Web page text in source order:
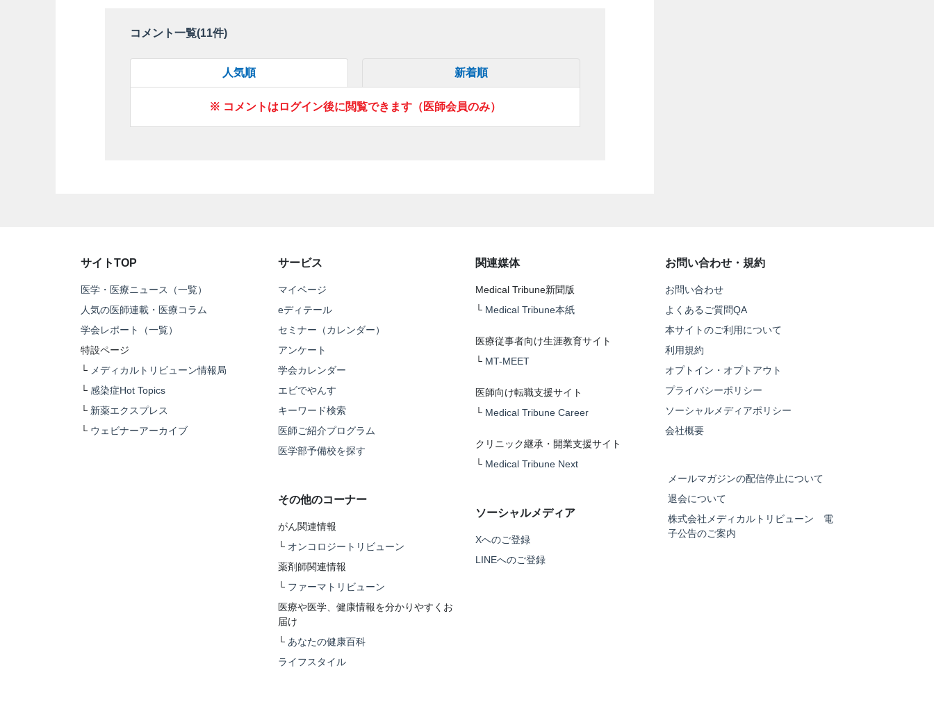
コメント一覧(11件)
人気順 新着順
※ コメントはログイン後に閲覧できます（医師会員のみ）
サイトTOP
医学・医療ニュース（一覧）
人気の医師連載・医療コラム
学会レポート（一覧）
特設ページ
└ メディカルトリビューン情報局
└ 感染症Hot Topics
└ 新薬エクスプレス
└ ウェビナーアーカイブ
サービス
マイページ
eディテール
セミナー（カレンダー）
アンケート
学会カレンダー
エビでやんす
キーワード検索
医師ご紹介プログラム
医学部予備校を探す
その他のコーナー
がん関連情報
└ オンコロジートリビューン
薬剤師関連情報
└ ファーマトリビューン
医療や医学、健康情報を分かりやすくお
届け
└ あなたの健康百科
ライフスタイル
関連媒体
Medical Tribune新聞版
└ Medical Tribune本紙
医療従事者向け生涯教育サイト
└ MT-MEET
医師向け転職支援サイト
└ Medical Tribune Career
クリニック継承・開業支援サイト
└ Medical Tribune Next
ソーシャルメディア
Xへのご登録
LINEへのご登録
お問い合わせ・規約
お問い合わせ
よくあるご質問QA
本サイトのご利用について
利用規約
オプトイン・オプトアウト
プライバシーポリシー
ソーシャルメディアポリシー
会社概要
メールマガジンの配信停止について
退会について
株式会社メディカルトリビューン 電
子公告のご案内